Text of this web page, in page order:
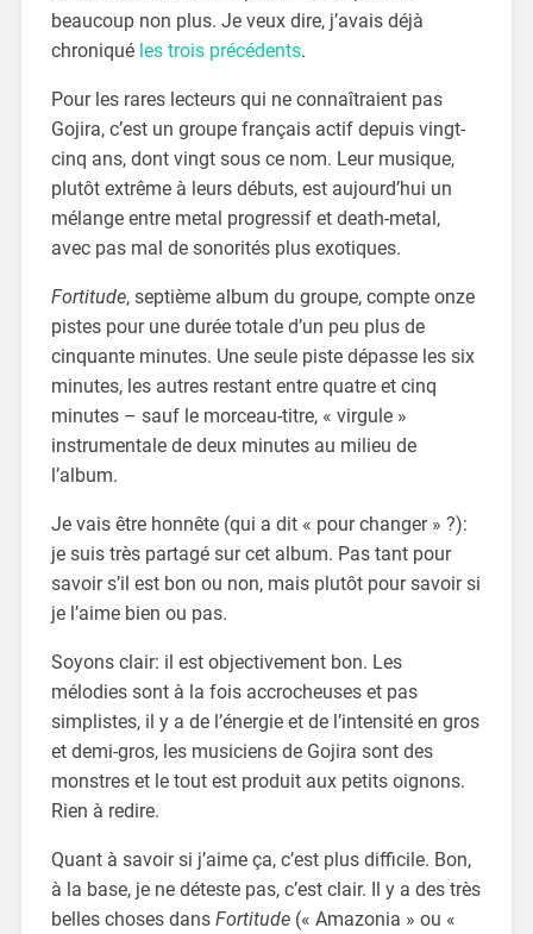
beaucoup non plus. Je veux dire, j’avais déjà
chroniqué les trois précédents.
Pour les rares lecteurs qui ne connaîtraient pas
Gojira, c’est un groupe français actif depuis vingt-
cinq ans, dont vingt sous ce nom. Leur musique,
plutôt extrême à leurs débuts, est aujourd’hui un
mélange entre metal progressif et death-metal,
avec pas mal de sonorités plus exotiques.
Fortitude, septième album du groupe, compte onze
pistes pour une durée totale d’un peu plus de
cinquante minutes. Une seule piste dépasse les six
minutes, les autres restant entre quatre et cinq
minutes – sauf le morceau-titre, « virgule »
instrumentale de deux minutes au milieu de
l’album.
Je vais être honnête (qui a dit « pour changer » ?):
je suis très partagé sur cet album. Pas tant pour
savoir s’il est bon ou non, mais plutôt pour savoir si
je l’aime bien ou pas.
Soyons clair: il est objectivement bon. Les
mélodies sont à la fois accrocheuses et pas
simplistes, il y a de l’énergie et de l’intensité en gros
et demi-gros, les musiciens de Gojira sont des
monstres et le tout est produit aux petits oignons.
Rien à redire.
Quant à savoir si j’aime ça, c’est plus difficile. Bon,
à la base, je ne déteste pas, c’est clair. Il y a des très
belles choses dans Fortitude(« Amazonia » ou «